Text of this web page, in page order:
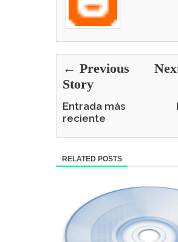
← Previous
Story
Entrada más
reciente
RELATED POSTS